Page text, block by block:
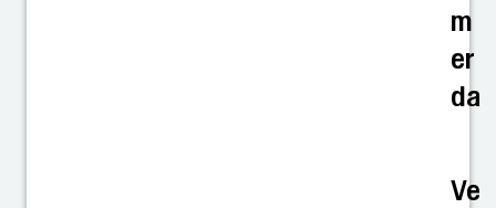
m
er
da
Ve